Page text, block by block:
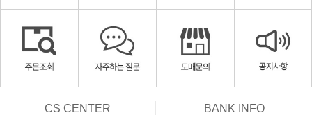
CS CENTER
BANK INFO